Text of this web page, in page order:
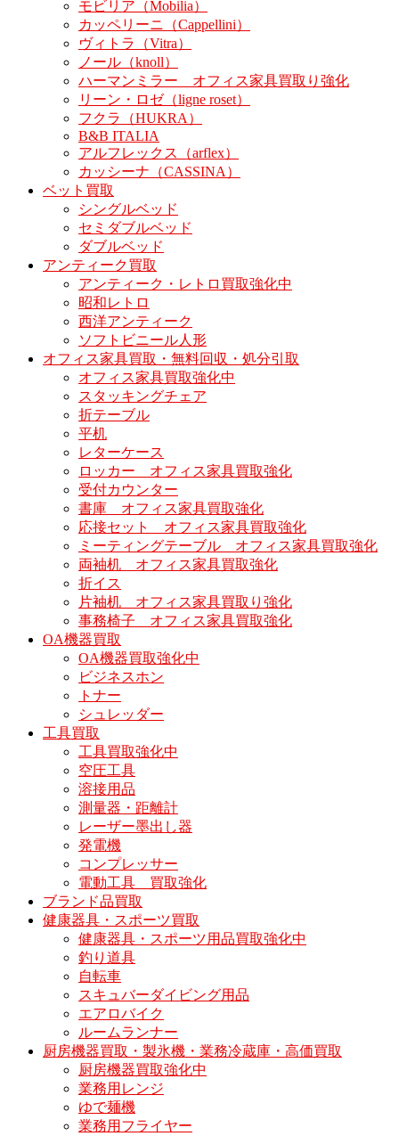
モビリア（Mobilia）
カッペリーニ（Cappellini）
ヴィトラ（Vitra）
ノール（knoll）
ハーマンミラー オフィス家具買取り強化
リーン・ロゼ（ligne roset）
フクラ（HUKRA）
B&B ITALIA
アルフレックス（arflex）
カッシーナ（CASSINA）
ベット買取
シングルベッド
セミダブルベッド
ダブルベッド
アンティーク買取
アンティーク・レトロ買取強化中
昭和レトロ
西洋アンティーク
ソフトビニール人形
オフィス家具買取・無料回収・処分引取
オフィス家具買取強化中
スタッキングチェア
折テーブル
平机
レターケース
ロッカー オフィス家具買取強化
受付カウンター
書庫 オフィス家具買取強化
応接セット オフィス家具買取強化
ミーティングテーブル オフィス家具買取強化
両袖机 オフィス家具買取強化
折イス
片袖机 オフィス家具買取り強化
事務椅子 オフィス家具買取強化
OA機器買取
OA機器買取強化中
ビジネスホン
トナー
シュレッダー
工具買取
工具買取強化中
空圧工具
溶接用品
測量器・距離計
レーザー墨出し器
発電機
コンプレッサー
電動工具 買取強化
ブランド品買取
健康器具・スポーツ買取
健康器具・スポーツ用品買取強化中
釣り道具
自転車
スキュバーダイビング用品
エアロバイク
ルームランナー
厨房機器買取・製氷機・業務冷蔵庫・高価買取
厨房機器買取強化中
業務用レンジ
ゆで麺機
業務用フライヤー